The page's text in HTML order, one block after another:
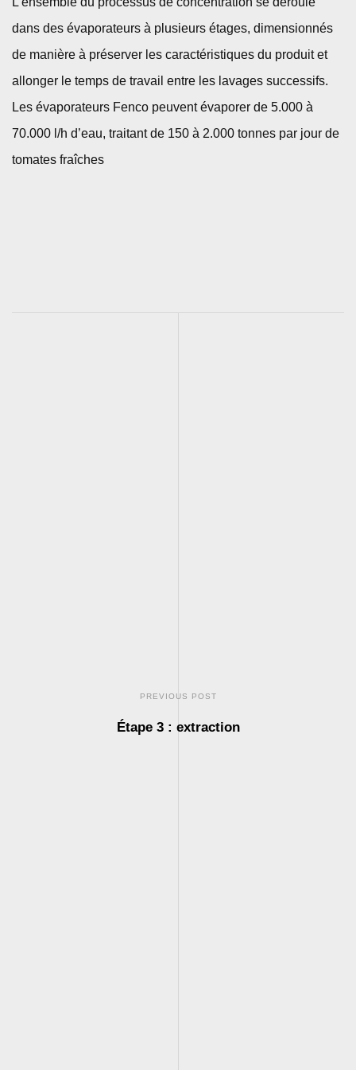
dans des évaporateurs à plusieurs étages, dimensionnés
de manière à préserver les caractéristiques du produit et
allonger le temps de travail entre les lavages successifs.
Les évaporateurs Fenco peuvent évaporer de 5.000 à
70.000 l/h d’eau, traitant de 150 à 2.000 tonnes par jour de
tomates fraîches
PREVIOUS POST
Étape 3 : extraction